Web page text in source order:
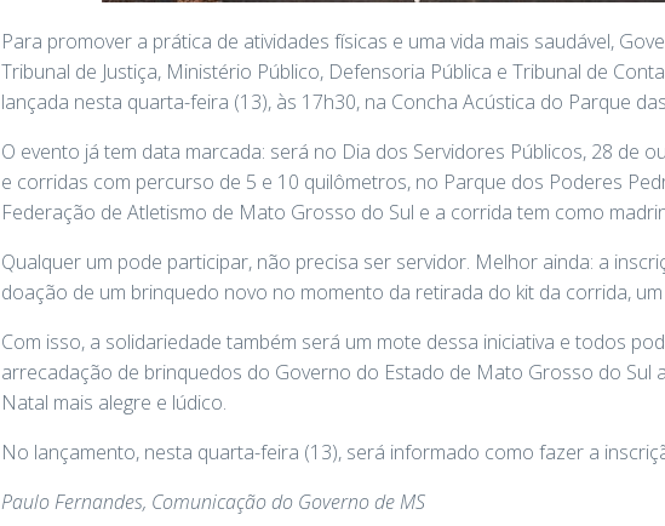
Para promover a prática de atividades físicas e uma vida mais saudável,
Tribunal de Justiça, Ministério Público, Defensoria Pública e Tribunal de
lançada nesta quarta-feira (13), às 17h30, na Concha Acústica do Parque
O evento já tem data marcada: será no Dia dos Servidores Públicos, 28 de
e corridas com percurso de 5 e 10 quilômetros, no Parque dos Poderes
Federação de Atletismo de Mato Grosso do Sul e a corrida tem como
Qualquer um pode participar, não precisa ser servidor. Melhor ainda: a
doação de um brinquedo novo no momento da retirada do kit da corrida,
Com isso, a solidariedade também será um mote dessa iniciativa e todos
arrecadação de brinquedos do Governo do Estado de Mato Grosso do Sul
Natal mais alegre e lúdico.
No lançamento, nesta quarta-feira (13), será informado como fazer a
Paulo Fernandes, Comunicação do Governo de MS